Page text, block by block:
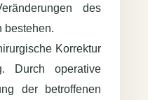
des
bestehen.
Korrektur
Durch operative
der betroffenen